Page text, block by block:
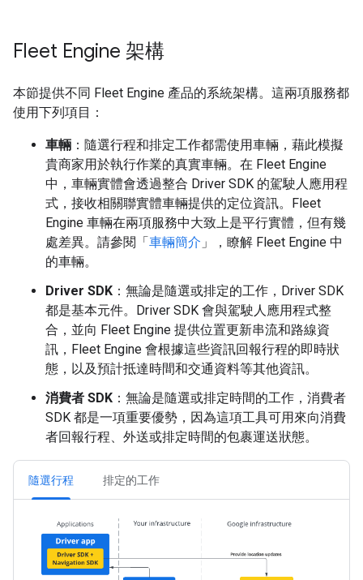
Fleet Engine 架構
本節提供不同 Fleet Engine 產品的系統架構。這兩項服務都
使用下列項目：
車輛 ：隨選行程和排定工作都需使用車輛，藉此模擬
貴商家用於執行作業的真實車輛。在 Fleet Engine
中，車輛實體會透過整合 Driver SDK 的駕駛人應用程
式，接收相關聯實體車輛提供的定位資訊。Fleet
Engine 車輛在兩項服務中大致上是平行實體，但有幾
處差異。請參閱「車輛簡介 」，瞭解 Fleet Engine 中
的車輛。
Driver SDK ：無論是隨選或排定的工作，Driver SDK
都是基本元件。Driver SDK 會與駕駛人應用程式整
合，並向 Fleet Engine 提供位置更新串流和路線資
訊，Fleet Engine 會根據這些資訊回報行程的即時狀
態，以及預計抵達時間和交通資料等其他資訊。
消費者 SDK ：無論是隨選或排定時間的工作，消費者
SDK 都是一項重要優勢，因為這項工具可用來向消費
者回報行程、外送或排定時間的包裹運送狀態。
隨選行程 排定的工作